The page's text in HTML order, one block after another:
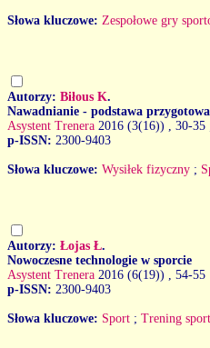
Słowa kluczowe: Zespołowe gry
Autorzy: Biłous K.
Nawadnianie - podstawa
Asystent Trenera 2016 (3(16))
, 30-35
p-ISSN: 2300-9403
Słowa kluczowe: Wysiłek fizyczny ;
Autorzy: Łojas Ł.
Nowoczesne technologie w sporcie
Asystent Trenera 2016 (6(19))
, 54-55
p-ISSN: 2300-9403
Słowa kluczowe: Sport ; Trening